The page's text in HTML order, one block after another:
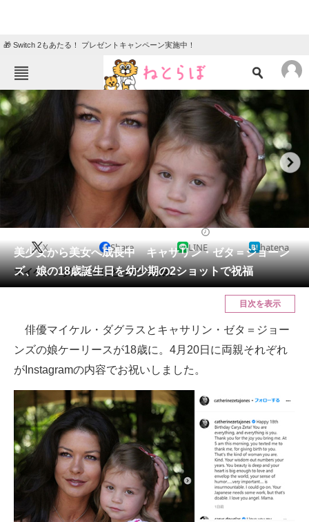
🎁 Switch 2もあたる！ プレゼントキャンペーン実施中！
ねとらぼメニュー
TOP ニュース
クイズ
地域
教育・育児
動物 リサーチ
会員記事
メディア
ITの今と未来を見通す
スマホと通信の最新トレンド
進化するPCとデバイスの未来
好きが集まる 比べて選べる
ビジネスと働き方のヒント
AI活用のいまが分かる
企業ITのトレンドを詳説
美少女から美女へ成長中 キャサリン・ゼタ＝ジョーン
ズ、娘の18歳誕生日を幼少期の2ショットで祝福
X Share LINE hatena
マイケル・ダグラスにとって一人娘。
目次を表示
俳優マイケル・ダグラスとキャサリン・ゼタ＝ジョー
ンズの娘ケーリースが18歳に。4月20日に両親それぞれ
がInstagramの内容でお祝いしました。